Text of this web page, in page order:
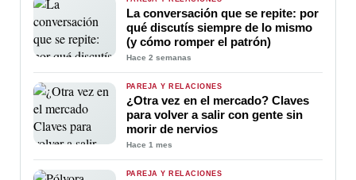
La conversación que se repite: por
qué discutís siempre de lo mismo
(y cómo romper el patrón)
Hace 2 semanas
PAREJA Y RELACIONES
¿Otra vez en el mercado? Claves
para volver a salir con gente sin
morir de nervios
Hace 1 mes
PAREJA Y RELACIONES